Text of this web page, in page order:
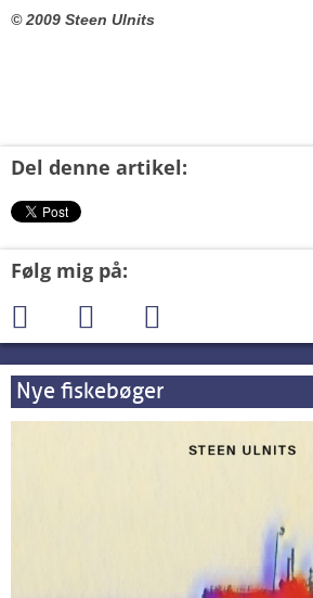
© 2009 Steen Ulnits
Del denne artikel:
Følg mig på:
Nye fiskebøger